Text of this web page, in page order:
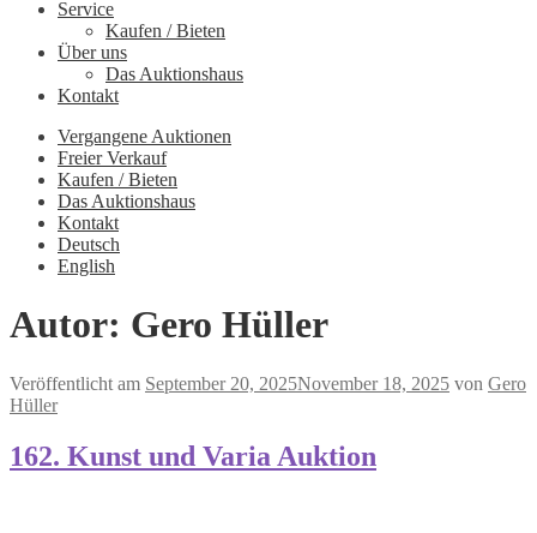
Service
Kaufen / Bieten
Über uns
Das Auktionshaus
Kontakt
Vergangene Auktionen
Freier Verkauf
Kaufen / Bieten
Das Auktionshaus
Kontakt
Deutsch
English
Autor: Gero Hüller
Veröffentlicht am September 20, 2025November 18, 2025 von Gero
Hüller
162. Kunst und Varia Auktion